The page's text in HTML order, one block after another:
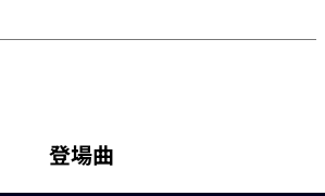
登場曲